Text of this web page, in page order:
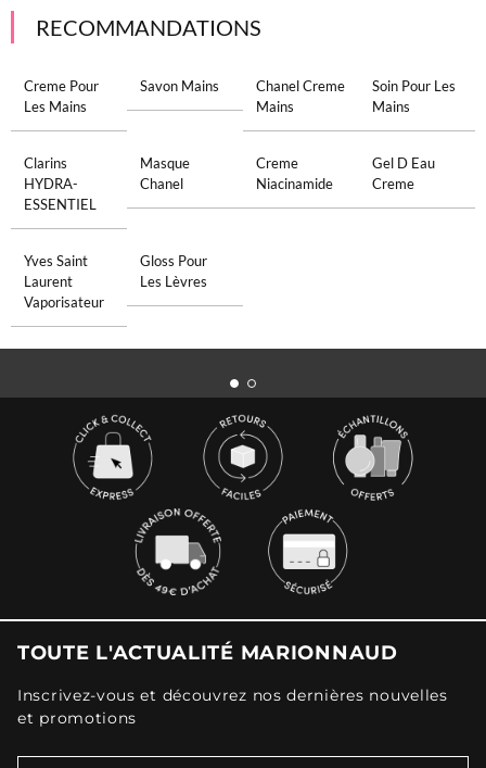
RECOMMANDATIONS
Creme Pour
Les Mains
Savon Mains
Chanel Creme
Mains
Soin Pour Les
Mains
Clarins
HYDRA-
ESSENTIEL
Masque
Chanel
Creme
Niacinamide
Gel D Eau
Creme
Yves Saint
Laurent
Vaporisateur
Gloss Pour
Les Lèvres
TOUTE L'ACTUALITÉ MARIONNAUD
Inscrivez-vous et découvrez nos dernières nouvelles
et promotions